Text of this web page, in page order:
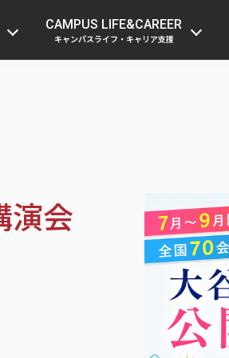
CAMPUS LIFE&CAREER
キャンパスライフ・キャリア支援
演会